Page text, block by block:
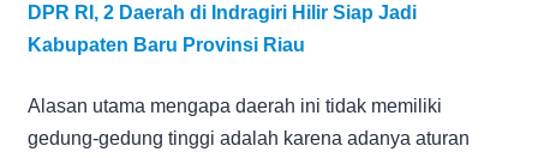
DPR RI, 2 Daerah di Indragiri Hilir Siap Jadi
Kabupaten Baru Provinsi Riau
Alasan utama mengapa daerah ini tidak memiliki
gedung-gedung tinggi adalah karena adanya aturan